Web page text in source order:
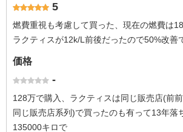
5
燃費重視も考慮して買った、現在の燃費は
ラクティスが12k/L前後だったので50%改善
価格
-
128万で購入、ラクティスは同じ販売店(前
同じ販売店系列)で買ったのも有って13年落
135000キロで